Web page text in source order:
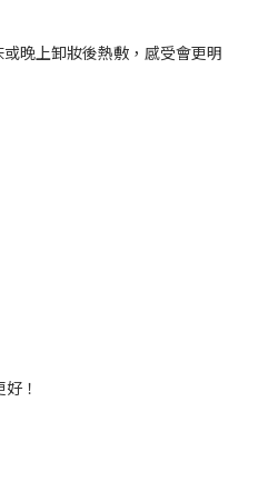
晚上卸妝後熱敷，感受會更明
！